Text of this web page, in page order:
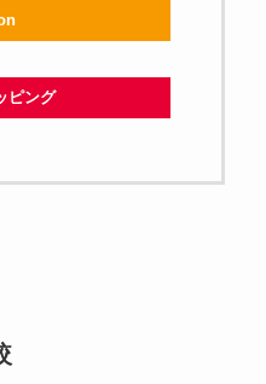
ピング